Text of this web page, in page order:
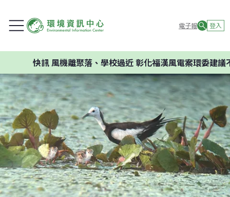
電子報 登入
風機離聚落、學校過近 彰化福漢風電案環委建議不應開發